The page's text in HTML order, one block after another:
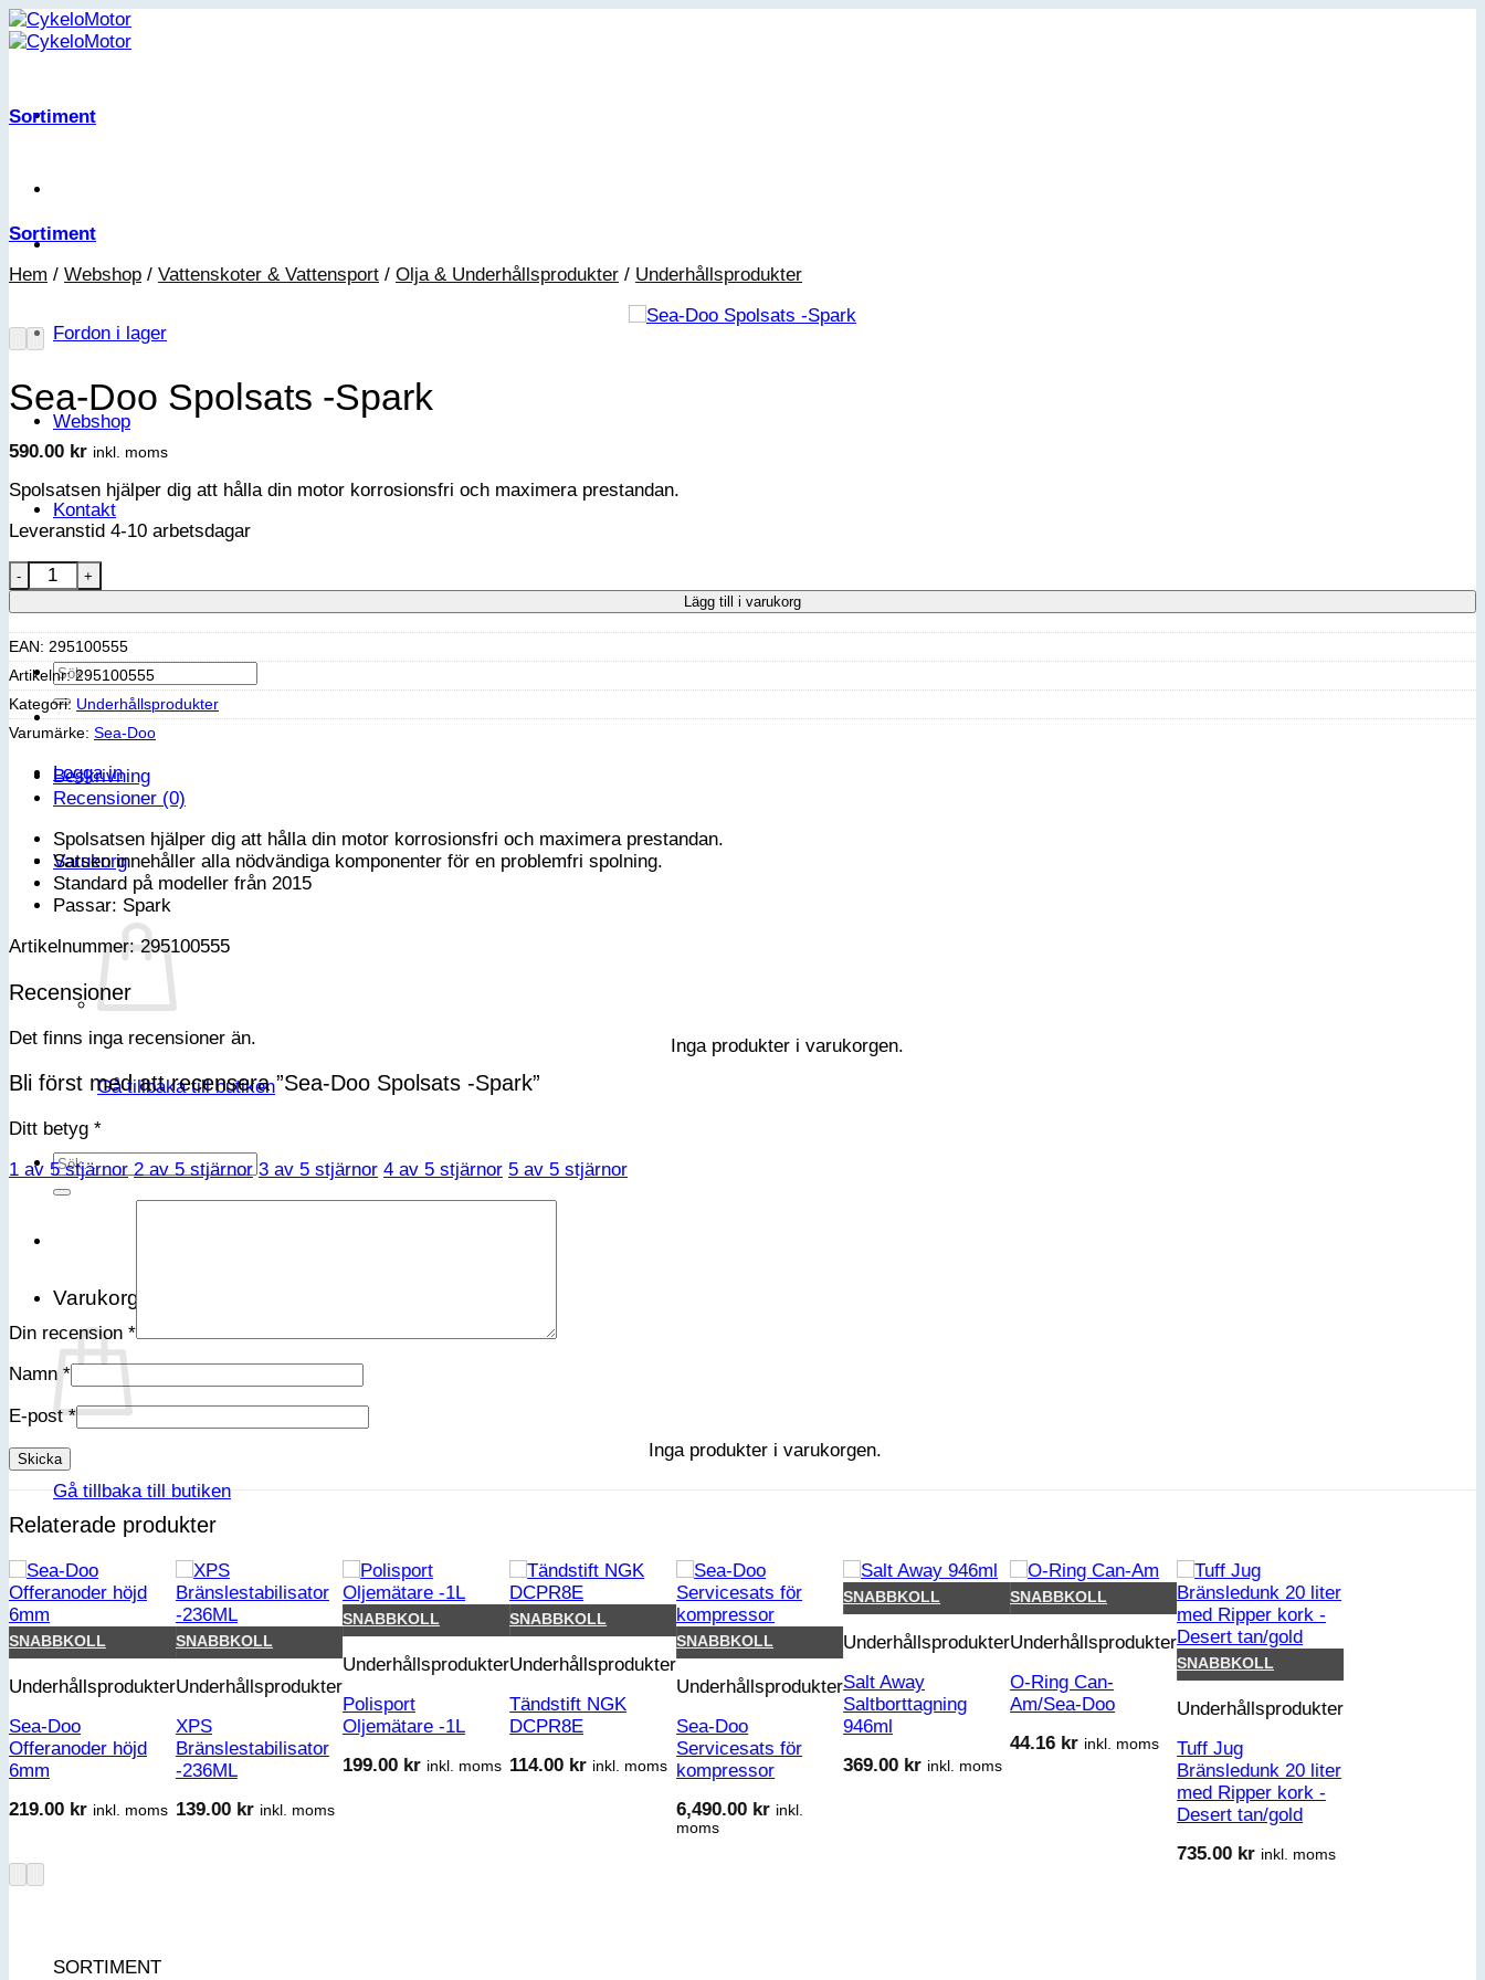
Skip
to
Fordon i lager
Webshop
Kontakt
VIP-klubb
Sök
efter:
Logga in
Varukorg
Inga produkter i varukorgen.
Gå tillbaka till butiken
Sök
efter:
Varukorg
Inga produkter i varukorgen.
Gå tillbaka till butiken
Sortiment
Sortiment
Hem / Webshop / Vattenskoter & Vattensport / Olja & Underhållsprodukter / Underhållsprodukter
Sea-Doo Spolsats -Spark
590.00 kr inkl. moms
Spolsatsen hjälper dig att hålla din motor korrosionsfri och maximera prestandan.
Leveranstid 4-10 arbetsdagar
Sea-Doo Spolsats -Spark mängd
Lägg till i varukorg
EAN: 295100555
Artikelnr:295100555
Kategori: Underhållsprodukter
Varumärke: Sea-Doo
Beskrivning
Recensioner (0)
Spolsatsen hjälper dig att hålla din motor korrosionsfri och maximera prestandan.
Satsen innehåller alla nödvändiga komponenter för en problemfri spolning.
Standard på modeller från 2015
Passar: Spark
Artikelnummer: 295100555
Recensioner
Det finns inga recensioner än.
Bli först med att recensera ”Sea-Doo Spolsats -Spark”
Ditt betyg *
1 av 5 stjärnor 2 av 5 stjärnor 3 av 5 stjärnor 4 av 5 stjärnor 5 av 5 stjärnor
Din recension *
Namn *
E-post*
Relaterade produkter
SNABBKOLL
Underhållsprodukter
Sea-Doo
Offeranoder höjd
6mm
219.00 kr inkl. moms
SNABBKOLL
Underhållsprodukter
XPS
Bränslestabilisator
-236ML
139.00 kr inkl. moms
SNABBKOLL
Underhållsprodukter
Polisport
Oljemätare -1L
199.00 kr inkl. moms
SNABBKOLL
Underhållsprodukter
Tändstift NGK
DCPR8E
114.00 kr inkl. moms
SNABBKOLL
Underhållsprodukter
Sea-Doo
Servicesats för
kompressor
6,490.00 kr inkl.
moms
SNABBKOLL
Underhållsprodukter
Salt Away
Saltborttagning
946ml
369.00 kr inkl. moms
SNABBKOLL
Underhållsprodukter
O-Ring Can-
Am/Sea-Doo
44.16 kr inkl. moms
SNABBKOLL
Underhållsprodukter
Tuff Jug
Bränsledunk 20 liter
med Ripper kork -
Desert tan/gold
735.00 kr inkl. moms
SORTIMENT